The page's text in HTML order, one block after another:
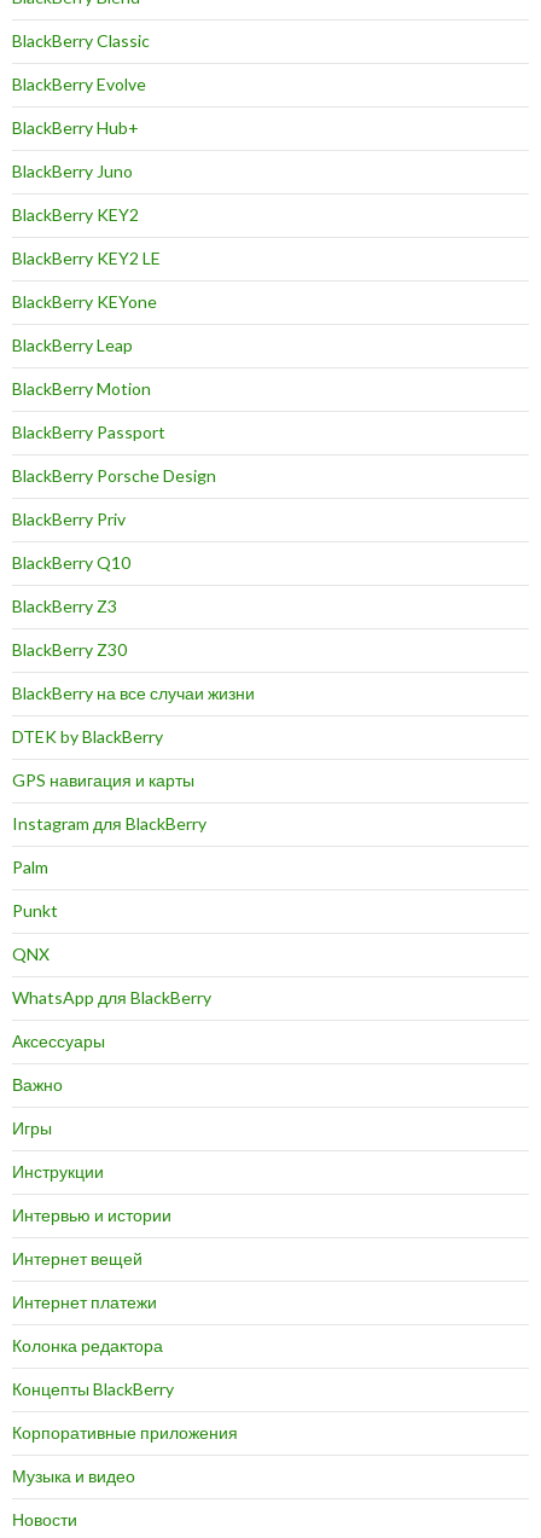
BlackBerry Classic
BlackBerry Evolve
BlackBerry Hub+
BlackBerry Juno
BlackBerry KEY2
BlackBerry KEY2 LE
BlackBerry KEYone
BlackBerry Leap
BlackBerry Motion
BlackBerry Passport
BlackBerry Porsche Design
BlackBerry Priv
BlackBerry Q10
BlackBerry Z3
BlackBerry Z30
BlackBerry на все случаи жизни
DTEK by BlackBerry
GPS навигация и карты
Instagram для BlackBerry
Palm
Punkt
QNX
WhatsApp для BlackBerry
Аксессуары
Важно
Игры
Инструкции
Интервью и истории
Интернет вещей
Интернет платежи
Колонка редактора
Концепты BlackBerry
Корпоративные приложения
Музыка и видео
Новости